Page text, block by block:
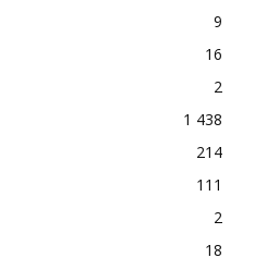
9
16
2
1 438
214
111
2
18